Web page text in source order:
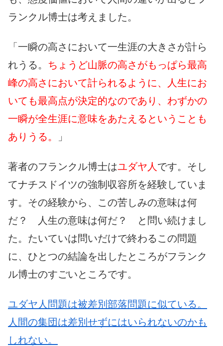
ランクル博士は考えました。
「一瞬の高さにおいて一生涯の大きさが計ら
れうる。 ちょうど山脈の高さがもっぱら最高
峰の高さにおいて計られるように、人生にお
いても最高点が決定的なのであり、わずかの
一瞬が全生涯に意味をあたえるということも
ありうる。
」
著者のフランクル博士はユダヤ人 です。そし
てナチスドイツの強制収容所を経験していま
す。その経験から、この苦しみの意味は何
だ？ 人生の意味は何だ？ と問い続けまし
た。たいていは問いだけで終わるこの問題
に、ひとつの結論を出したところがフランク
ル博士のすごいところです。
ユダヤ人問題は被差別部落問題に似ている。
人間の集団は差別せずにはいられないのかも
しれない。